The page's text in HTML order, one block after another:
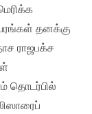
தனக்கு
ராஜபக்ச
தொடர்பில்